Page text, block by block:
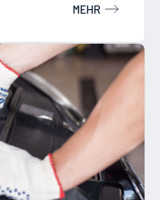
MEHR